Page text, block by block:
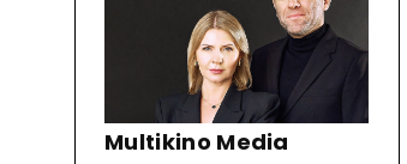
Multikino Media